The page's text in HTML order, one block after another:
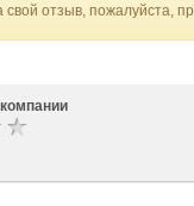
отзыв, пожалуйста,